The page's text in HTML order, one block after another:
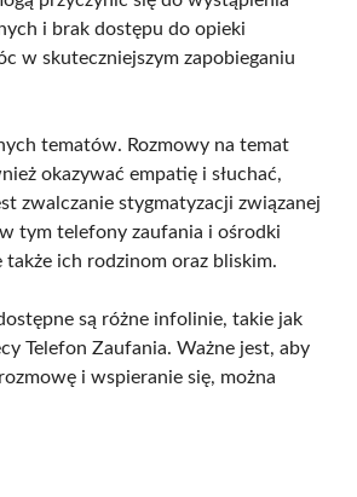
i brak dostępu do opieki
w skuteczniejszym zapobieganiu
tematów. Rozmowy na temat
okazywać empatię i słuchać,
zwalczanie stygmatyzacji związanej
tym telefony zaufania i ośrodki
ich rodzinom oraz bliskim.
są różne infolinie, takie jak
Telefon Zaufania. Ważne jest, aby
i wspieranie się, można